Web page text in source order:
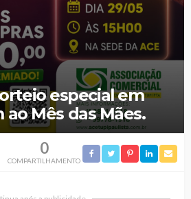
especial em
Mês das Mães.
0
COMPARTILHAMENTO